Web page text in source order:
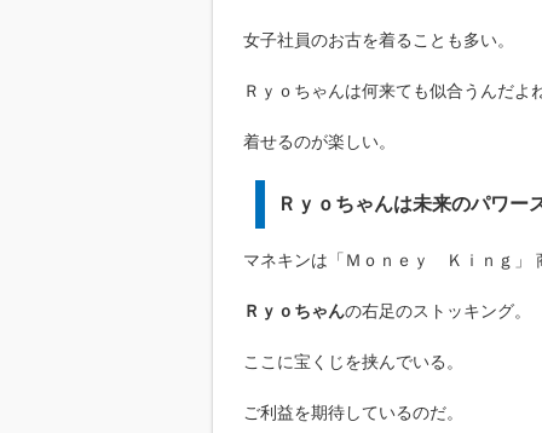
女子社員のお古を着ることも多い。
Ｒｙｏちゃんは何来ても似合うんだよ
着せるのが楽しい。
Ｒｙｏちゃんは未来のパワー
マネキンは「Ｍｏｎｅｙ Ｋｉｎｇ」
Ｒｙｏちゃんの右足のストッキング。
ここに宝くじを挟んでいる。
ご利益を期待しているのだ。